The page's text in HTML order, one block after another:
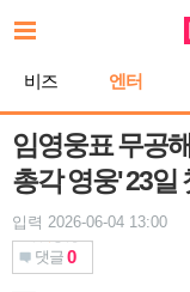
문
비즈 엔터
임영웅표 무공
총각 영웅' 23일
입력 2026-06-04 13:00
댓글 0